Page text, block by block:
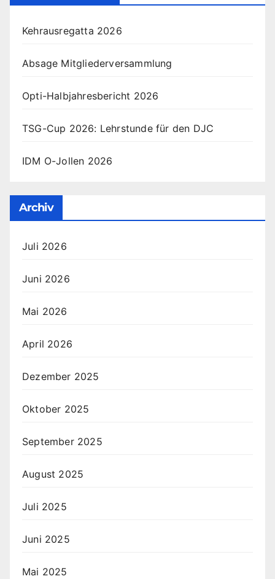
Kehrausregatta 2026
Absage Mitgliederversammlung
Opti-Halbjahresbericht 2026
TSG-Cup 2026: Lehrstunde für den DJC
IDM O-Jollen 2026
Archiv
Juli 2026
Juni 2026
Mai 2026
April 2026
Dezember 2025
Oktober 2025
September 2025
August 2025
Juli 2025
Juni 2025
Mai 2025